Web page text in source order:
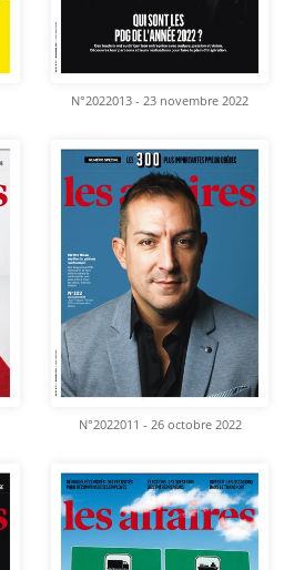
N°2022013 - 23 novembre 2022
N°2022011 - 26 octobre 2022